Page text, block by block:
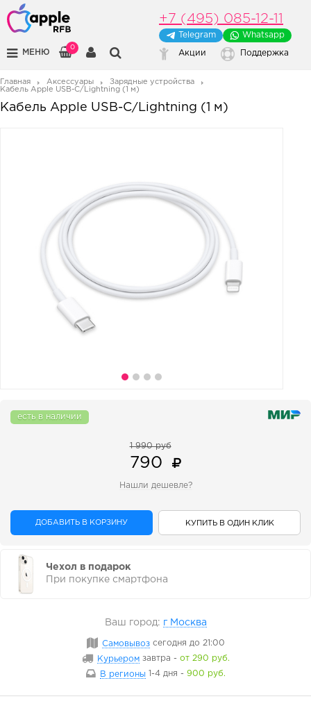
МЕНЮ
0
+7 (495) 085-12-11
Telegram Whatsapp
Акции Поддержка
Главная Аксессуары
Зарядные устройства
Кабель Apple USB-C/Lightning (1 м)
Кабель Apple USB-C/Lightning (1 м)
есть в наличии
1 990 руб
790
Нашли дешевле?
ДОБАВИТЬ В КОРЗИНУ КУПИТЬ В ОДИН КЛИК
Чехол в подарок
При покупке смартфона
Ваш город: г Москва
Самовывоз сегодня до 21:00
Курьером завтра - от 290 руб.
В регионы
1-4 дня - 900 руб.